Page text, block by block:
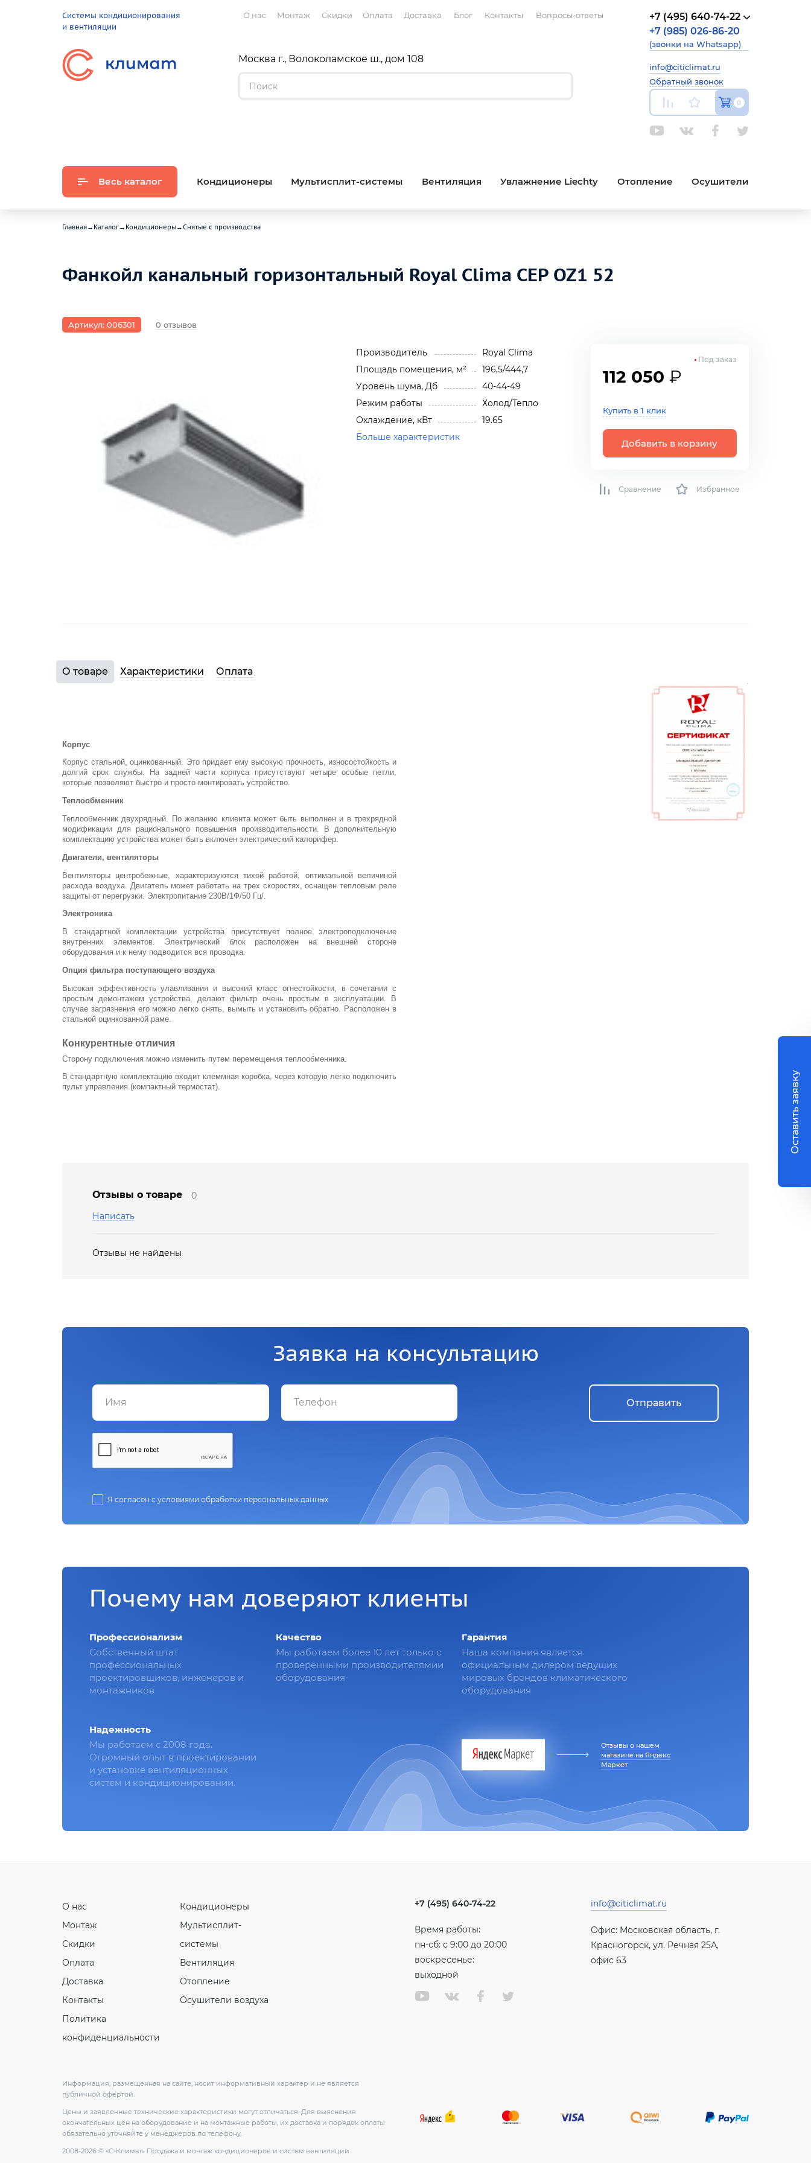
Системы кондиционирования
и вентиляции
О нас Монтаж Скидки Оплата Доставка Блог Контакты Вопросы-ответы
Москва г., Волоколамское ш., дом 108
+7 (495) 640-74-22
+7 (985) 026-86-20
(звонки на Whatsapp)
info@citiclimat.ru
Обратный звонок
0
Весь каталог Кондиционеры Мультисплит-системы Вентиляция Увлажнение Liechty Отопление Осушители
Главная→ Каталог→ Кондиционеры→Снятые с производства
Фанкойл канальный горизонтальный Royal Clima CEP OZ1 52
Артикул: 006301 0 отзывов
Производитель
Royal Clima
Площадь помещения, м²
196,5/444,7
Уровень шума, Дб
40-44-49
Режим работы
Холод/Тепло
Охлаждение, кВт
19.65
Больше характеристик
112 050 ₽
Купить в 1 клик
Добавить в корзину
Под заказ
Сравнение Избранное
О товаре Характеристики Оплата
Корпус
Корпус стальной, оцинкованный. Это придает ему высокую прочность, износостойкость и
долгий срок службы. На задней части корпуса присутствуют четыре особые петли,
которые позволяют быстро и просто монтировать устройство.
Теплообменник
Теплообменник двухрядный. По желанию клиента может быть выполнен и в трехрядной
модификации для рационального повышения производительности. В дополнительную
комплектацию устройства может быть включен электрический калорифер.
Двигатели, вентиляторы
Вентиляторы центробежные, характеризуются тихой работой, оптимальной величиной
расхода воздуха. Двигатель может работать на трех скоростях, оснащен тепловым реле
защиты от перегрузки. Электропитание 230В/1Ф/50 Гц/.
Электроника
В стандартной комплектации устройства присутствует полное электроподключение
внутренних элементов. Электрический блок расположен на внешней стороне
оборудования и к нему подводится вся проводка.
Опция фильтра поступающего воздуха
Высокая эффективность улавливания и высокий класс огнестойкости, в сочетании с
простым демонтажем устройства, делают фильтр очень простым в эксплуатации. В
случае загрязнения его можно легко снять, вымыть и установить обратно. Расположен в
стальной оцинкованной раме.
Конкурентные отличия
Сторону подключения можно изменить путем перемещения теплообменника.
В стандартную комплектацию входит клеммная коробка, через которую легко подключить
пульт управления (компактный термостат).
Отзывы о товаре
0
Написать
Отзывы не найдены
Заявка на консультацию
Я согласен с условиями обработки персональных данных
Отправить
Почему нам доверяют клиенты
Профессионализм
Собственный штат
профессиональных
проектировщиков, инженеров и
монтажников
Качество
Мы работаем более 10 лет только с
проверенными производителямии
оборудования
Гарантия
Наша компания является
официальным дилером ведущих
мировых брендов климатического
оборудования
Надежность
Мы работаем с 2008 года.
Огромный опыт в проектировании
и установке вентиляционных
систем и кондиционировании.
Отзывы о нашем
магазине на Яндекс
Маркет
О нас
Монтаж
Скидки
Оплата
Доставка
Контакты
Политика
конфиденциальности
Кондиционеры
Мультисплит-
системы
Вентиляция
Отопление
Осушители воздуха
+7 (495) 640-74-22
Время работы:
пн-сб: с 9:00 до 20:00
воскресенье:
выходной
info@citiclimat.ru
Офис: Московская область, г.
Красногорск, ул. Речная 25А,
офис 63
Информация, размещенная на сайте, носит информативный характер и не является
публичной офертой.
Цены и заявленные технические характеристики могут отличаться. Для выяснения
окончательных цен на оборудование и на монтажные работы, их доставка и порядок оплаты
обязательно уточняйте у менеджеров по телефону.
2008-2026 © «С-Климат» Продажа и монтаж кондиционеров и систем вентиляции
Оставить заявку